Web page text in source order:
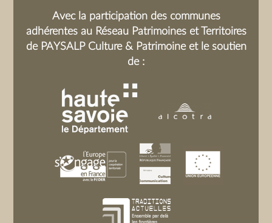
Avec la participation des communes
adhérentes au Réseau Patrimoines et Territoires
de PAYSALP Culture & Patrimoine et le soutien
de :